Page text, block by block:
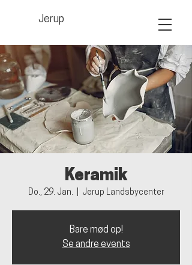
Jerup
Keramik
Do., 29. Jan. Jerup Landsbycenter
Bare mød op!
Se andre events